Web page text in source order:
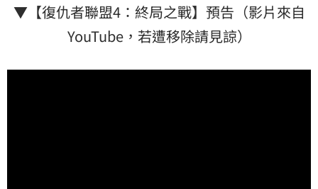
▼【復仇者聯盟4：終局之戰】預告（影片來自
YouTube，若遭移除請見諒）